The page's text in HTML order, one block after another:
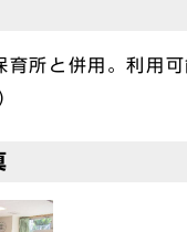
育所と併用。利用